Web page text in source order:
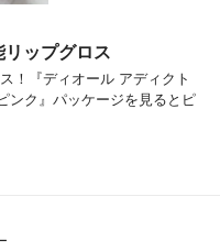
ップグロス
！『ディオール アディクト
ンク』パッケージを見るとピ